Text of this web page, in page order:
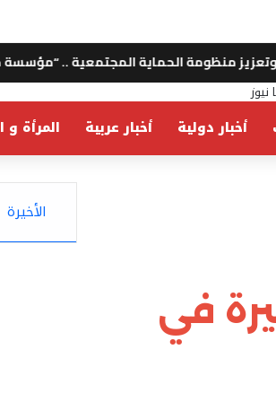
المجتمعية .. “مؤسسة خالد بن سلطان
أخبار دولية أخبار عربية المرأة و
في
الأخيرة